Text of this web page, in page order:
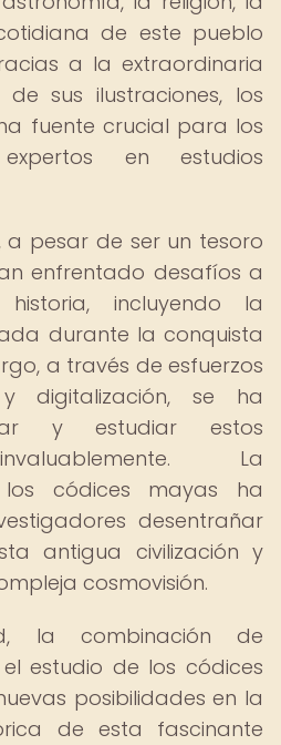
de este pueblo
a la extraordinaria
sus ilustraciones, los
fuente crucial para los
en estudios
a pesar de ser un tesoro
enfrentado desafíos a
incluyendo la
durante la conquista
a través de esfuerzos
digitalización, se ha
y estudiar estos
La
códices mayas ha
desentrañar
antigua civilización y
cosmovisión.
la combinación de
estudio de los códices
posibilidades en la
de esta fascinante